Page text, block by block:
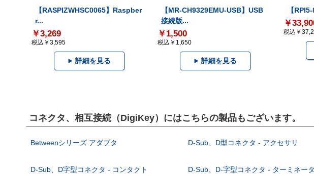
【RASPIZWHSC0065】Raspber
r...
￥3,269
税込￥3,595
詳細を見る
【MR-CH9329EMU-USB】USB
接続版...
￥1,500
税込￥1,650
詳細を見る
【
￥
税込￥
コネクタ、相互接続（DigiKey）にはこちらの製品もございます。
Betweenシリーズ アダプタ D-Sub、D型コネクタ - アクセサリ
D-Sub、D字型コネクタ - コンタクト D-Sub、D-字型コネクタ - ターミネータ